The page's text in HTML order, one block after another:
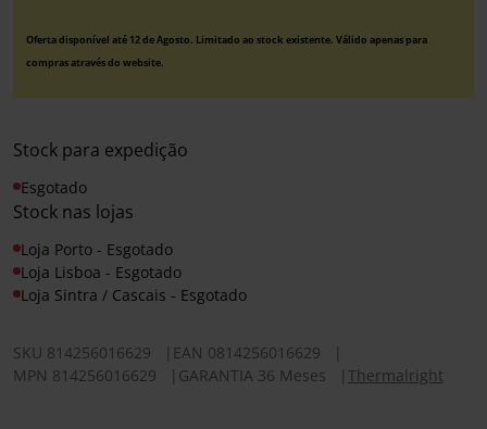
Oferta disponível até 12 de Agosto. Limitado ao stock existente. Válido apenas para
compras através do website.
Stock para expedição
Esgotado
Stock nas lojas
Loja Porto - Esgotado
Loja Lisboa - Esgotado
Loja Sintra / Cascais - Esgotado
SKU 814256016629 EAN 0814256016629
MPN 814256016629 GARANTIA 36 Meses Thermalright